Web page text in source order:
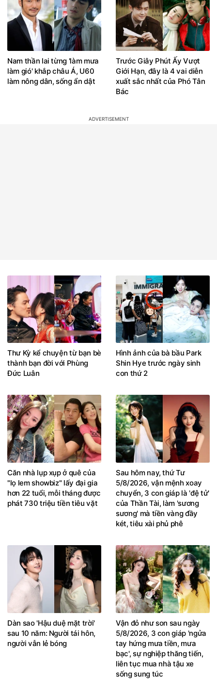
Nam thần lai từng 'làm mưa
làm gió' khắp châu Á, U60
làm nông dân, sống ẩn dật
Trước Giây Phút Ấy Vượt
Giới Hạn, đây là 4 vai diễn
xuất sắc nhất của Phó Tân
Bác
Thư Kỳ kể chuyện từ bạn bè
thành bạn đời với Phùng
Đức Luân
Hình ảnh của bà bầu Park
Shin Hye trước ngày sinh
con thứ 2
Căn nhà lụp xụp ở quê của
"lọ lem showbiz" lấy đại gia
hơn 22 tuổi, mỗi tháng được
phát 730 triệu tiền tiêu vặt
Sau hôm nay, thứ Tư
5/8/2026, vận mệnh xoay
chuyển, 3 con giáp là 'đệ tử'
của Thần Tài, làm 'sương
sương' mà tiền vàng đầy
két, tiêu xài phủ phê
Dàn sao 'Hậu duệ mặt trời'
sau 10 năm: Người tái hôn,
người vẫn lẻ bóng
Vận đỏ như son sau ngày
5/8/2026, 3 con giáp 'ngửa
tay hứng mưa tiền, mưa
bạc', sự nghiệp thăng tiến,
liên tục mua nhà tậu xe
sống sung túc